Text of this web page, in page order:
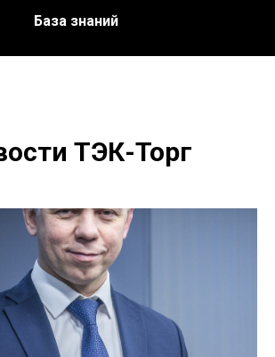
База знаний
ТЭК-Торг